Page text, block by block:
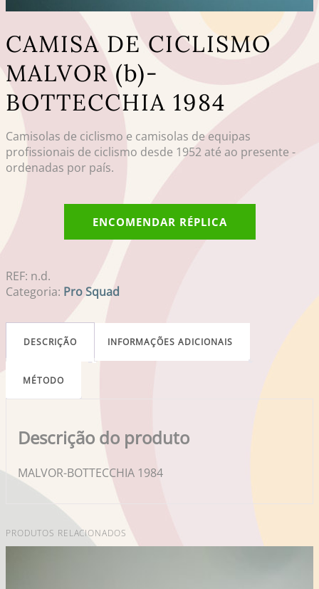
CAMISA DE CICLISMO
MALVOR (b)-
BOTTECCHIA 1984
Camisolas de ciclismo e camisolas de equipas
profissionais de ciclismo desde 1952 até ao presente -
ordenadas por país.
ENCOMENDAR RÉPLICA
REF: n.d.
Categoria: Pro Squad
DESCRIÇÃO INFORMAÇÕES ADICIONAIS
MÉTODO
Descrição do produto
MALVOR-BOTTECCHIA 1984
PRODUTOS RELACIONADOS